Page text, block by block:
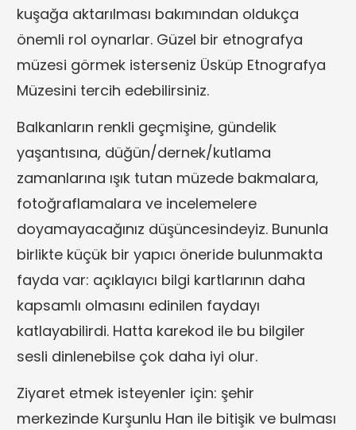
kuşağa aktarılması bakımından oldukça
önemli rol oynarlar. Güzel bir etnografya
müzesi görmek isterseniz Üsküp Etnografya
Müzesini tercih edebilirsiniz.
Balkanların renkli geçmişine, gündelik
yaşantısına, düğün/dernek/kutlama
zamanlarına ışık tutan müzede bakmalara,
fotoğraflamalara ve incelemelere
doyamayacağınız düşüncesindeyiz. Bununla
birlikte küçük bir yapıcı öneride bulunmakta
fayda var: açıklayıcı bilgi kartlarının daha
kapsamlı olmasını edinilen faydayı
katlayabilirdi. Hatta karekod ile bu bilgiler
sesli dinlenebilse çok daha iyi olur.
Ziyaret etmek isteyenler için: şehir
merkezinde Kurşunlu Han ile bitişik ve bulması